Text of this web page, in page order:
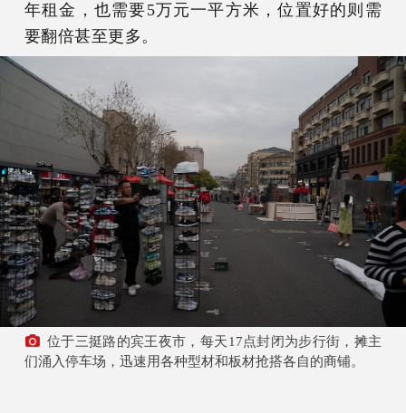
年租金，也需要5万元一平方米，位置好的则需
要翻倍甚至更多。
位于三挺路的宾王夜市，每天17点封闭为步行街，摊主
们涌入停车场，迅速用各种型材和板材抢搭各自的商铺。